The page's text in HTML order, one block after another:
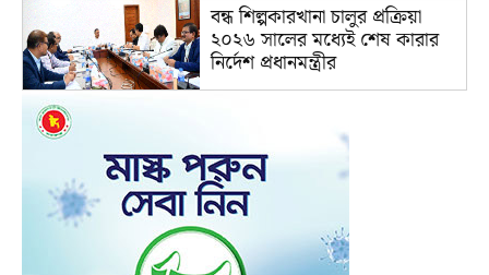
বন্ধ শিল্পকারখানা চালুর প্রক্রিয়া
২০২৬ সালের মধ্যেই শেষ কারার
নির্দেশ প্রধানমন্ত্রীর